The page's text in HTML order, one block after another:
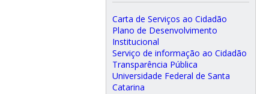
Carta de Serviços ao Cidadão
Plano de Desenvolvimento
Institucional
Serviço de informação ao Cidadão
Transparência Pública
Universidade Federal de Santa
Catarina